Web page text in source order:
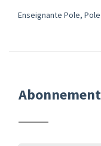
Enseignante Pole,